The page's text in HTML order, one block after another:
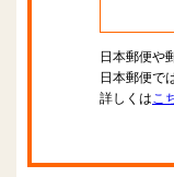
日本郵便や
日本郵便で
詳しくはこ